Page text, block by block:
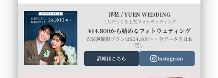
洋装 / YUEN WEDDING
二人でつくる上質フォトウェディング
¥14,800から始めるフォトウェディング
衣装無制限プランは¥24,800〜・全データ当日お
渡し
詳細はこちら
Instagram